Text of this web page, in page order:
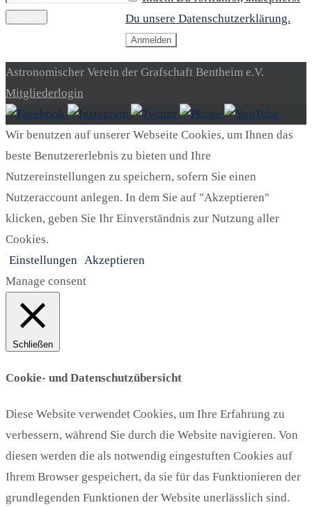
Du unsere Datenschutzerklärung.
Astronomischer Verein der Grafschaft Bentheim e.V.
Mitgliederlogin
Wir benutzen auf unserer Webseite Cookies, um Ihnen das
beste Benutzererlebnis zu bieten und Ihre
Nutzereinstellungen zu speichern, sofern Sie einen
Nutzeraccount anlegen. In dem Sie auf "Akzeptieren"
klicken, geben Sie Ihr Einverständnis zur Nutzung aller
Cookies.
Einstellungen Akzeptieren
Manage consent
Schließen
Cookie- und Datenschutzübersicht
Diese Website verwendet Cookies, um Ihre Erfahrung zu
verbessern, während Sie durch die Website navigieren. Von
diesen werden die als notwendig eingestuften Cookies auf
Ihrem Browser gespeichert, da sie für das Funktionieren der
grundlegenden Funktionen der Website unerlässlich sind.